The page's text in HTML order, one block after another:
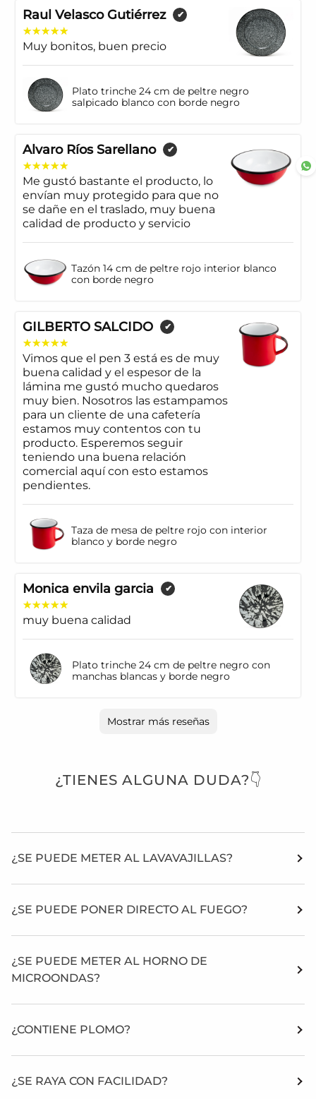
Raul Velasco Gutiérrez ✔
Muy bonitos, buen precio
Plato trinche 24 cm de peltre negro
salpicado blanco con borde negro
Alvaro Ríos Sarellano ✔
Me gustó bastante el producto, lo
envían muy protegido para que no
se dañe en el traslado, muy buena
calidad de producto y servicio
Tazón 14 cm de peltre rojo interior blanco
con borde negro
GILBERTO SALCIDO ✔
Vimos que el pen 3 está es de muy
buena calidad y el espesor de la
lámina me gustó mucho quedaros
muy bien. Nosotros las estampamos
para un cliente de una cafetería
estamos muy contentos con tu
producto. Esperemos seguir
teniendo una buena relación
comercial aquí con esto estamos
pendientes.
Taza de mesa de peltre rojo con interior
blanco y borde negro
Monica envila garcia ✔
muy buena calidad
Plato trinche 24 cm de peltre negro con
manchas blancas y borde negro
Mostrar más reseñas
¿TIENES ALGUNA DUDA?👇
¿SE PUEDE METER AL LAVAVAJILLAS?
¿SE PUEDE PONER DIRECTO AL FUEGO?
¿SE PUEDE METER AL HORNO DE
MICROONDAS?
¿CONTIENE PLOMO?
¿SE RAYA CON FACILIDAD?